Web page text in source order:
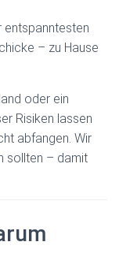
entspanntesten
– zu Hause
oder ein
Risiken lassen
abfangen. Wir
sollten – damit